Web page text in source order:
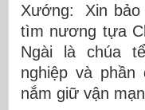
Xướng: Xin bảo
tìm nương tựa
Ngài là chúa
nghiệp và phần
nắm giữ vận